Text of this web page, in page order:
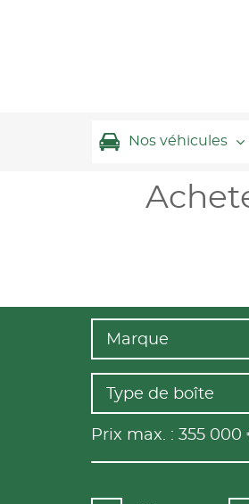
Nos véhicules
Marque
Type de boîte
Prix max. : 355 000